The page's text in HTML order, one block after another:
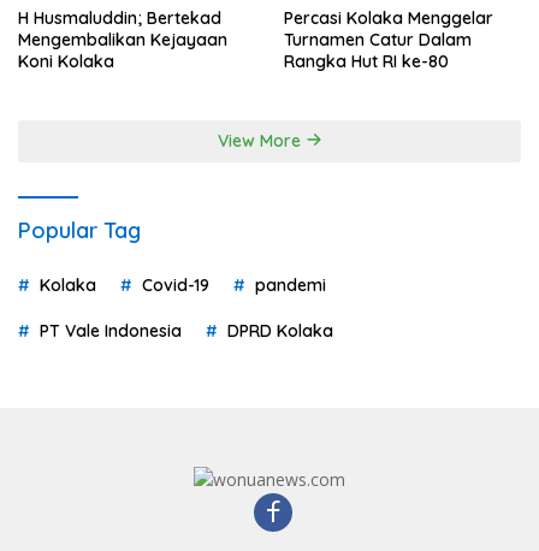
H Husmaluddin; Bertekad
Mengembalikan Kejayaan
Koni Kolaka
Percasi Kolaka Menggelar
Turnamen Catur Dalam
Rangka Hut RI ke-80
View More
Popular Tag
Kolaka Covid-19 pandemi
PT Vale Indonesia DPRD Kolaka